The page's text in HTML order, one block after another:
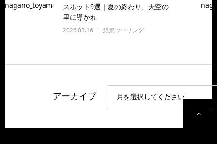
スポット9選｜夏の終わり、天空の
里に導かれ
2026.03.16 絶景ツーリング
アーカイブ